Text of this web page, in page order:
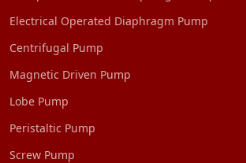
Electrical Operated Diaphragm Pump
Centrifugal Pump
Magnetic Driven Pump
Lobe Pump
Peristaltic Pump
Screw Pump